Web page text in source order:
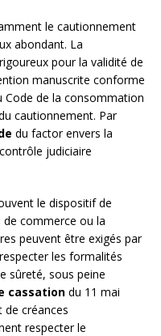
le cautionnement
abondant. La
pour la validité de
manuscrite conforme
Code de la consommation
cautionnement. Par
du factor envers la
judiciaire
le dispositif de
commerce ou la
peuvent être exigés par
les formalités
sûreté, sous peine
cassation du 11 mai
de créances
respecter le